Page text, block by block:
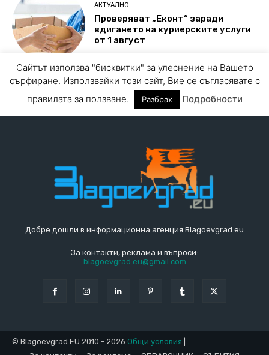
Добре дошли в информационна агенция Blagoevgrad.eu
За контакти, реклама и въпроси:
blagoevgrad.eu@gmail.com
© Blagoevgrad.EU 2010 - 2026 Общи условия